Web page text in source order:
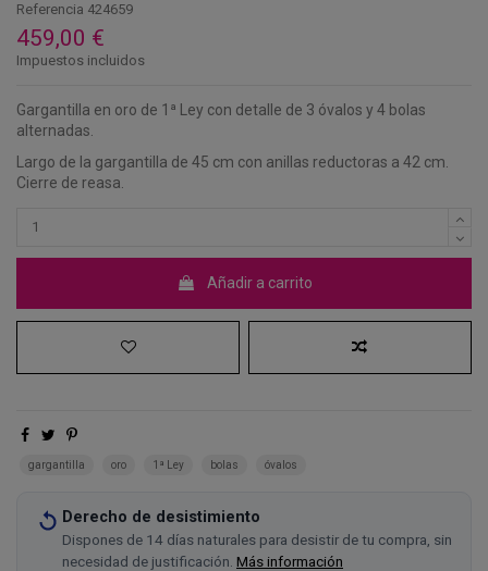
Referencia 424659
459,00 €
Impuestos incluidos
Gargantilla en oro de 1ª Ley con detalle de 3 óvalos y 4 bolas
alternadas.
Largo de la gargantilla de 45 cm con anillas reductoras a 42 cm.
Cierre de reasa.
Añadir a carrito
gargantilla oro 1ª Ley bolas óvalos
Derecho de desistimiento
Dispones de 14 días naturales para desistir de tu compra, sin
necesidad de justificación. Más información